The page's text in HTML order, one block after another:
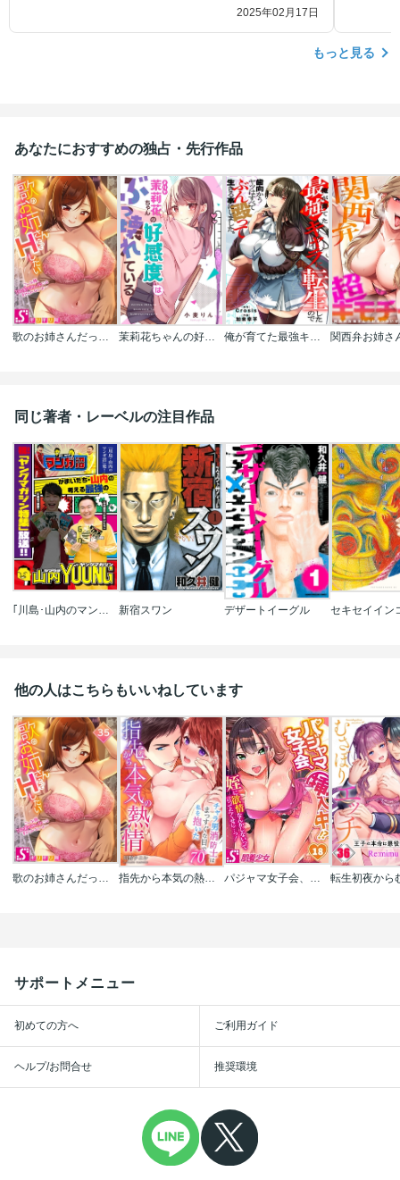
2025年02月17日
もっと見る
あなたにおすすめの独占・先行作品
歌のお姉さんだってHしたい～こんな顔､TVの前のみんなには見せられないよ… 茉莉花ちゃんの好感度はぶっ壊れている【フルカラー】 俺が育てた最強キャラに転生したので、歯向かうヤツはすべてぶん殴って生きる事にしました。
同じ著者・レーベルの注目作品
新宿スワン デザートイーグル セキセイイン
他の人はこちらもいいねしています
指先から本気の熱情～チャラ男消防士はまっすぐな目で私を抱いた～
サポートメニュー
初めての方へ ご利用ガイド
ヘルプ/お問合せ 推奨環境